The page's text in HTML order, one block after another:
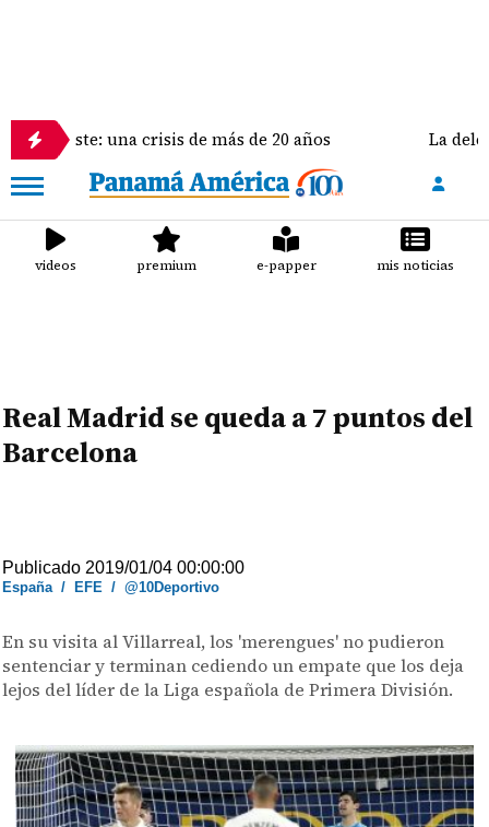
una crisis de más de 20 años La delegación
videos premium e-papper mis noticias
Real Madrid se queda a 7 puntos del
Barcelona
Publicado 2019/01/04 00:00:00
España/ EFE /@10Deportivo
En su visita al Villarreal, los 'merengues' no pudieron
sentenciar y terminan cediendo un empate que los deja
lejos del líder de la Liga española de Primera División.